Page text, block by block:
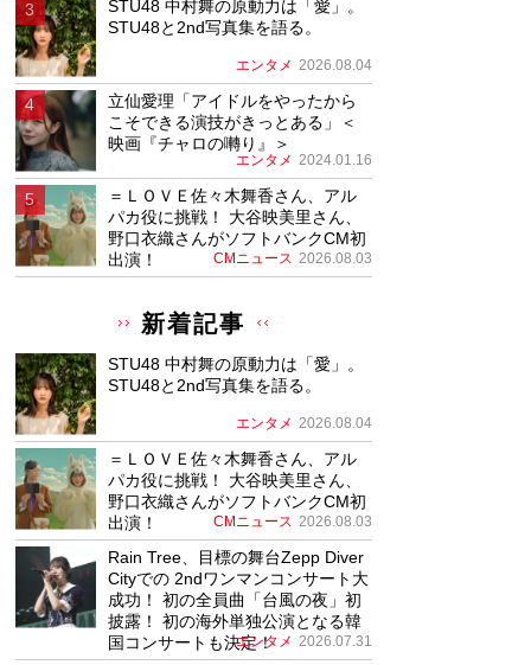
STU48 中村舞の原動力は「愛」。
STU48と2nd写真集を語る。
エンタメ 2026.08.04
立仙愛理「アイドルをやったから
こそできる演技がきっとある」＜
映画『チャロの囀り』＞
エンタメ 2024.01.16
＝ＬＯＶＥ佐々木舞香さん、アル
パカ役に挑戦！ 大谷映美里さん、
野口衣織さんがソフトバンクCM初
出演！
CMニュース 2026.08.03
新着記事
STU48 中村舞の原動力は「愛」。
STU48と2nd写真集を語る。
エンタメ 2026.08.04
＝ＬＯＶＥ佐々木舞香さん、アル
パカ役に挑戦！ 大谷映美里さん、
野口衣織さんがソフトバンクCM初
出演！
CMニュース 2026.08.03
Rain Tree、目標の舞台Zepp Diver
Cityでの 2ndワンマンコンサート大
成功！ 初の全員曲「台風の夜」初
披露！ 初の海外単独公演となる韓
国コンサートも決定！
エンタメ 2026.07.31